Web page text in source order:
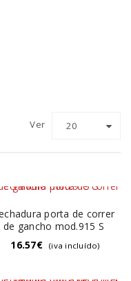
Ver 20
porta de correr
de gancho mod.915 S
16.57€ (iva incluído)